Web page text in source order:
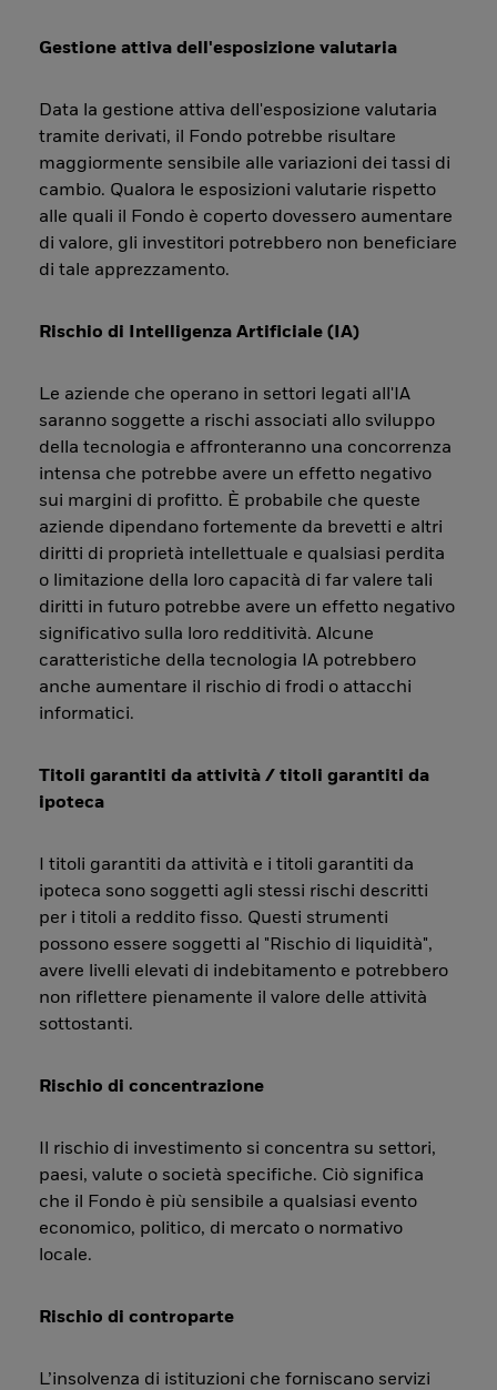
Gestione attiva dell'esposizione valutaria
Data la gestione attiva dell'esposizione valutaria
tramite derivati, il Fondo potrebbe risultare
maggiormente sensibile alle variazioni dei tassi di
cambio. Qualora le esposizioni valutarie rispetto
alle quali il Fondo è coperto dovessero aumentare
di valore, gli investitori potrebbero non beneficiare
di tale apprezzamento.
Rischio di Intelligenza Artificiale (IA)
Le aziende che operano in settori legati all'IA
saranno soggette a rischi associati allo sviluppo
della tecnologia e affronteranno una concorrenza
intensa che potrebbe avere un effetto negativo
sui margini di profitto. È probabile che queste
aziende dipendano fortemente da brevetti e altri
diritti di proprietà intellettuale e qualsiasi perdita
o limitazione della loro capacità di far valere tali
diritti in futuro potrebbe avere un effetto negativo
significativo sulla loro redditività. Alcune
caratteristiche della tecnologia IA potrebbero
anche aumentare il rischio di frodi o attacchi
informatici.
Titoli garantiti da attività / titoli garantiti da
ipoteca
I titoli garantiti da attività e i titoli garantiti da
ipoteca sono soggetti agli stessi rischi descritti
per i titoli a reddito fisso. Questi strumenti
possono essere soggetti al "Rischio di liquidità",
avere livelli elevati di indebitamento e potrebbero
non riflettere pienamente il valore delle attività
sottostanti.
Rischio di concentrazione
Il rischio di investimento si concentra su settori,
paesi, valute o società specifiche. Ciò significa
che il Fondo è più sensibile a qualsiasi evento
economico, politico, di mercato o normativo
locale.
Rischio di controparte
L’insolvenza di istituzioni che forniscano servizi